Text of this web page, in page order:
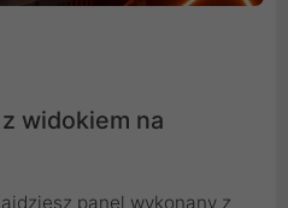
widokiem na
panel wykonany z